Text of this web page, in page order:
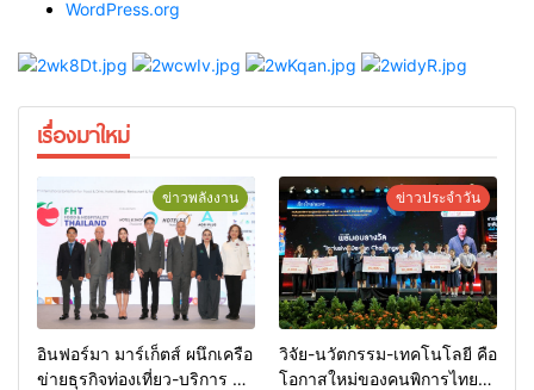
WordPress.org
เรื่องมาใหม่
ข่าวพลังงาน
อินฟอร์มา มาร์เก็ตส์ ผนึกเครือ
ข่ายธุรกิจท่องเที่ยว-บริการ จัด
ข่าวประจำวัน
วิจัย-นวัตกรรม-เทคโนโลยี คือ
โอกาสใหม่ของคนพิการไทย